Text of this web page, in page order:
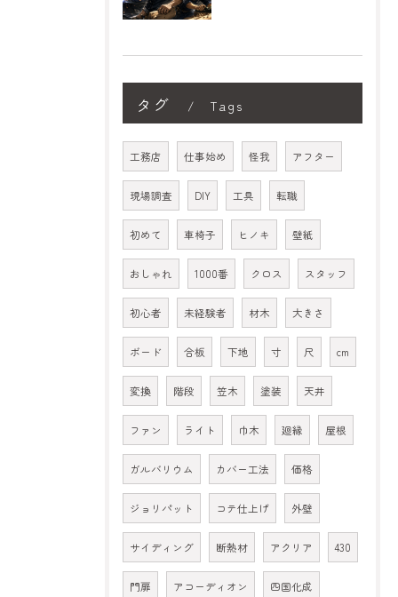
タグ Tags
工務店 仕事始め 怪我 アフター
現場調査 DIY 工具 転職
初めて 車椅子 ヒノキ 壁紙
おしゃれ 1000番 クロス スタッフ
初心者 未経験者 材木 大きさ
ボード 合板 下地 寸 尺 cm
変換 階段 笠木 塗装 天井
ファン ライト 巾木 廻縁 屋根
ガルバリウム カバー工法 価格
ジョリパット コテ仕上げ 外壁
サイディング 断熱材 アクリア 430
門扉 アコーディオン 四国化成